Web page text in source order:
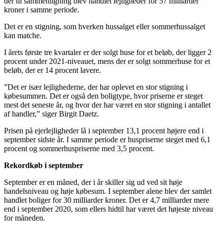
kroner i samme periode.
Det er en stigning, som hverken hussalget eller sommerhussalget
kan matche.
I årets første tre kvartaler er der solgt huse for et beløb, der ligger 2
procent under 2021-niveauet, mens der er solgt sommerhuse for et
beløb, der er 14 procent lavere.
”Det er især lejlighederne, der har oplevet en stor stigning i
købesummen. Det er også den boligtype, hvor priserne er steget
mest det seneste år, og hvor der har været en stor stigning i antallet
af handler,” siger Birgit Daetz.
Prisen på ejerlejligheder lå i september 13,1 procent højere end i
september sidste år. I samme periode er huspriserne steget med 6,1
procent og sommerhuspriserne med 3,5 procent.
Rekordkøb i september
September er en måned, der i år skiller sig ud ved sit høje
handelsniveau og høje købesum. I september alene blev der samlet
handlet boliger for 30 milliarder kroner. Det er 4,7 milliarder mere
end i september 2020, som ellers hidtil har været det højeste niveau
for måneden.